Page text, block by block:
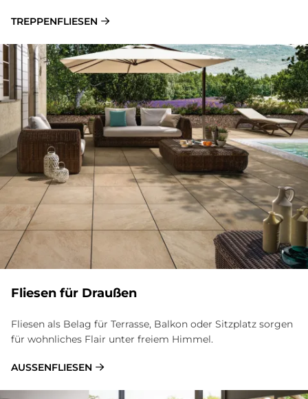
TREPPENFLIESEN
Flie­sen für Drau­ßen
Fliesen als Belag für Terrasse, Balkon oder Sitzplatz sorgen
für wohnliches Flair unter freiem Himmel.
AUSSENFLIESEN